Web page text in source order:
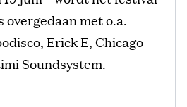
overgedaan met o.a.
Erick E, Chicago
Soundsystem.